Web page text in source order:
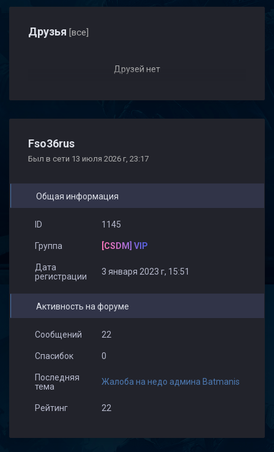
Друзья [все]
Друзей нет
Fso36rus
Был в сети 13 июля 2026 г, 23:17
Общая информация
ID 1145
Группа [CSDM] VIP
Дата
регистрации
3 января 2023 г, 15:51
Активность на форуме
Сообщений 22
Спасибок 0
Последняя
тема
Жалоба на недо админа Batmanis
Рейтинг 22